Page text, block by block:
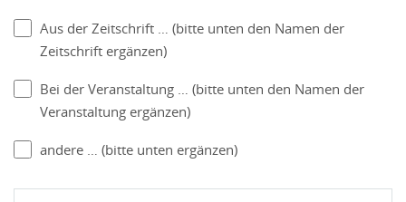
Aus der Zeitschrift … (bitte unten den Namen der
Zeitschrift ergänzen)
Bei der Veranstaltung … (bitte unten den Namen der
Veranstaltung ergänzen)
andere … (bitte unten ergänzen)